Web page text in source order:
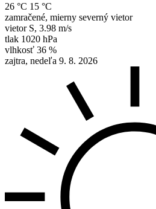
26 °C 15 °C
zamračené, mierny severný vietor
vietor S, 3.98 m/s
tlak 1020 hPa
vlhkosť 36 %
zajtra, nedeľa 9. 8. 2026